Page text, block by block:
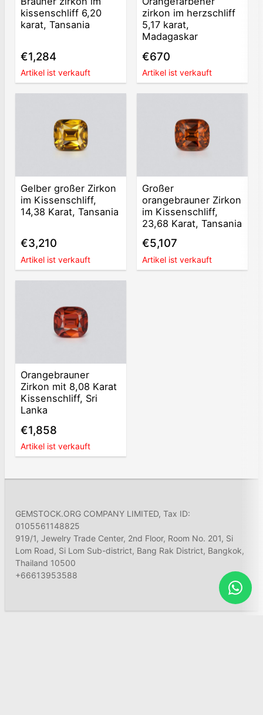
kissenschliff 6,20
karat, Tansania
€1,284
Artikel ist verkauft
zirkon im herzschliff
5,17 karat,
Madagaskar
€670
Artikel ist verkauft
Gelber großer Zirkon
im Kissenschliff,
14,38 Karat, Tansania
€3,210
Artikel ist verkauft
Großer
orangebrauner Zirkon
im Kissenschliff,
23,68 Karat, Tansania
€5,107
Artikel ist verkauft
Orangebrauner
Zirkon mit 8,08 Karat
Kissenschliff, Sri
Lanka
€1,858
Artikel ist verkauft
GEMSTOCK.ORG COMPANY LIMITED, Tax ID:
0105561148825
919/1, Jewelry Trade Center, 2nd Floor, Room No. 201, Si
Lom Road, Si Lom Sub-district, Bang Rak District, Bangkok,
Thailand 10500
+66613953588